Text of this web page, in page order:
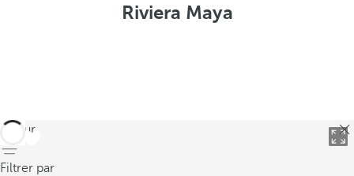
Riviera Maya
retour
Filtrer par